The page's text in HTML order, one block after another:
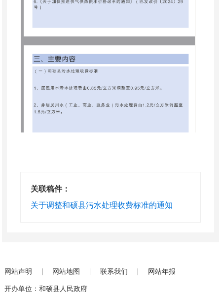
关联稿件：
关于调整和硕县污水处理收费标准的通知
网站声明 网站地图 联系我们 网站年报
开办单位：和硕县人民政府